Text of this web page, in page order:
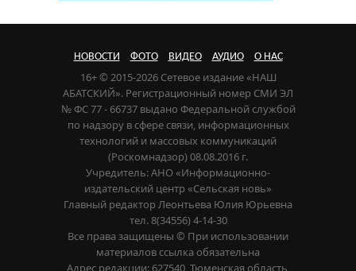
НОВОСТИ ФОТО ВИДЕО АУДИО О НАС
16+ © 2015-2026 Сетевое издание «НАШ
АБАТСКИЙ». Регистрационный номер СМИ ЭЛ
№ ФС 77 - 66737 выдано Федеральной службой
по надзору в сфере связи, информационных
технологий и массовых коммуникаций
(Роскомнадзор) 08.08.2016 г.
Учредитель: АНО «Информационно-
издательский центр «Сельская новь»
Главный редактор Леонтьева Юлия Юрьевна
тел. 8(34556) 4-14-30
Все права защищены © При использовании
материалов ссылка обязательна
Адрес редакции: 627540, Тюменская область,